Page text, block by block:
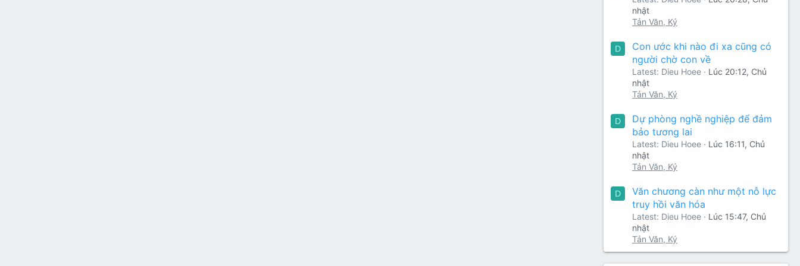
nhật
Tản Văn, Ký
D
Con ước khi nào đi xa cũng có
người chờ con về
Latest: Dieu Hoee
Lúc 20:12, Chủ
nhật
Tản Văn, Ký
D
Dự phòng nghề nghiệp để đảm
bảo tương lai
Latest: Dieu Hoee
Lúc 16:11, Chủ
nhật
Tản Văn, Ký
D
Văn chương càn như một nỗ lực
truy hồi văn hóa
Latest: Dieu Hoee
Lúc 15:47, Chủ
nhật
Tản Văn, Ký